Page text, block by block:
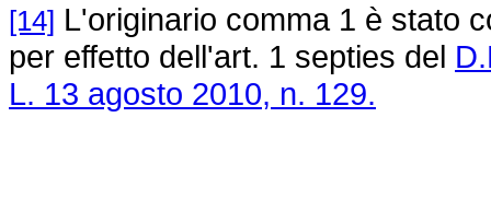
[14] L'originario comma 1 è stato
per effetto dell'art. 1 septies del
L. 13 agosto 2010, n. 129.